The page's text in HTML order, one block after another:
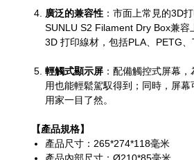
廣泛的兼容性 ：市面上常見的3D
SUNLU S2 Filament Dry Box兼
3D 打印線材，包括PLA、PETG
輕觸式顯示屏 ：配備觸控式屏幕
用也能輕鬆駕馭得到；同時，屏
用家一目了然。
【產品規格】
產品尺寸：265*274*118毫米